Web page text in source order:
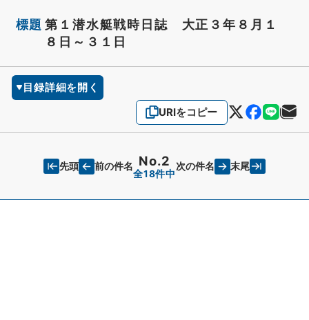
標題 第１潜水艇戦時日誌 大正３年８月１
８日～３１日
目録詳細を開く
URIをコピー
先頭 前の件名 No.2
全18件中
次の件名 末尾